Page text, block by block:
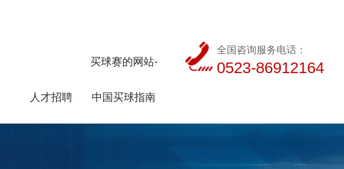
人才招聘
买球赛的网站-
中国买球指南
全国咨询服务电话：
0523-86912164